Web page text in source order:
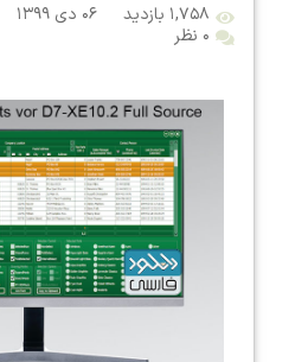
۱,۷۵۸ بازدید
۰۶ دی ۱۳۹۹
۰ نظر